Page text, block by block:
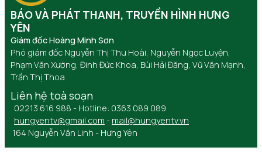
BÁO VÀ PHÁT THANH, TRUYỀN HÌNH HƯNG
YÊN
Giám đốc Hoàng Minh Sơn
Phó giám đốc Nguyễn Thị Thu Hoài, Nguyễn Ngọc Luyện,
Phạm Văn Xướng, Đinh Đức Khoa, Bùi Hải Đăng, Vũ Văn Mạnh,
Trần Thị Thoa
Liên hệ toà soạn
02213 616 988 - Hotline: 0363 089 089
hungyentv@gmail.com - mail@hungyentv.vn
164 Nguyễn Văn Linh - Hưng Yên